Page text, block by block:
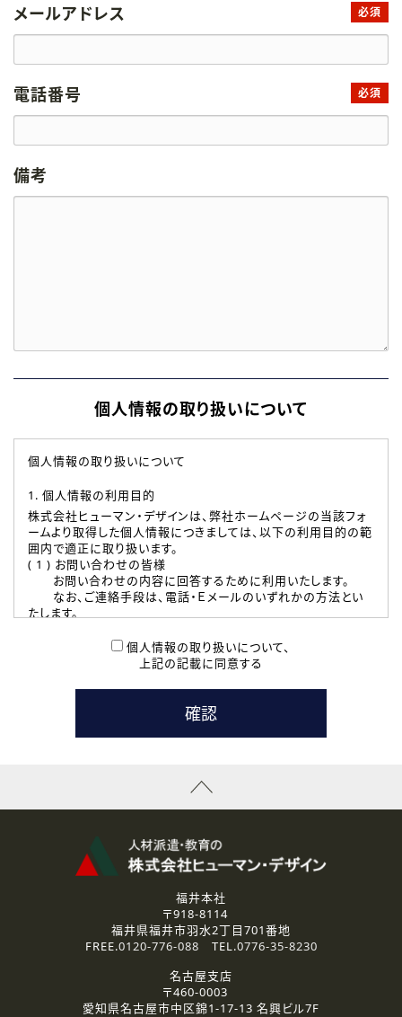
メールアドレス 必須
電話番号 必須
備考
個人情報の取り扱いについて
個人情報の取り扱いについて
1. 個人情報の利用目的
株式会社ヒューマン・デザインは、弊社ホームページの当該フォ
ームより取得した個人情報につきましては、以下の利用目的の範
囲内で適正に取り扱います。
( 1 ) お問い合わせの皆様
お問い合わせの内容に回答するために利用いたします。
なお、ご連絡手段は、電話・Ｅメールのいずれかの方法とい
たします。
本登録に関するご連絡および本登録時の参考情報として利
たします。
( 3 ) スタッフ派遣を検討されている企業の皆様
お問い合わせの内容に回答するために利用いたします。
なお、ご連絡手段は、電話・Ｅメールのいずれかの方法とい
資料送付、受講相談に関するご連絡のために利用いたしま
その他、お問い合わせの内容に回答するために利用いたし
なお、ご連絡手段は、電話・Ｅメールのいずれかの方法とい
2.個人情報の第三者提供
ご提供いただいた個人情報は、法令等の規定に従う場合を除き、
3.個人情報の取り扱いの委託
弊社の定める個人情報保護の評価基準を満たした委託先に、個
個人情報の取り扱いについて、
上記の記載に同意する
福井本社
〒918-8114
福井県福井市羽水2丁目701番地
FREE.0120-776-088 TEL.0776-35-8230
名古屋支店
〒460-0003
愛知県名古屋市中区錦1-17-13 名興ビル7F